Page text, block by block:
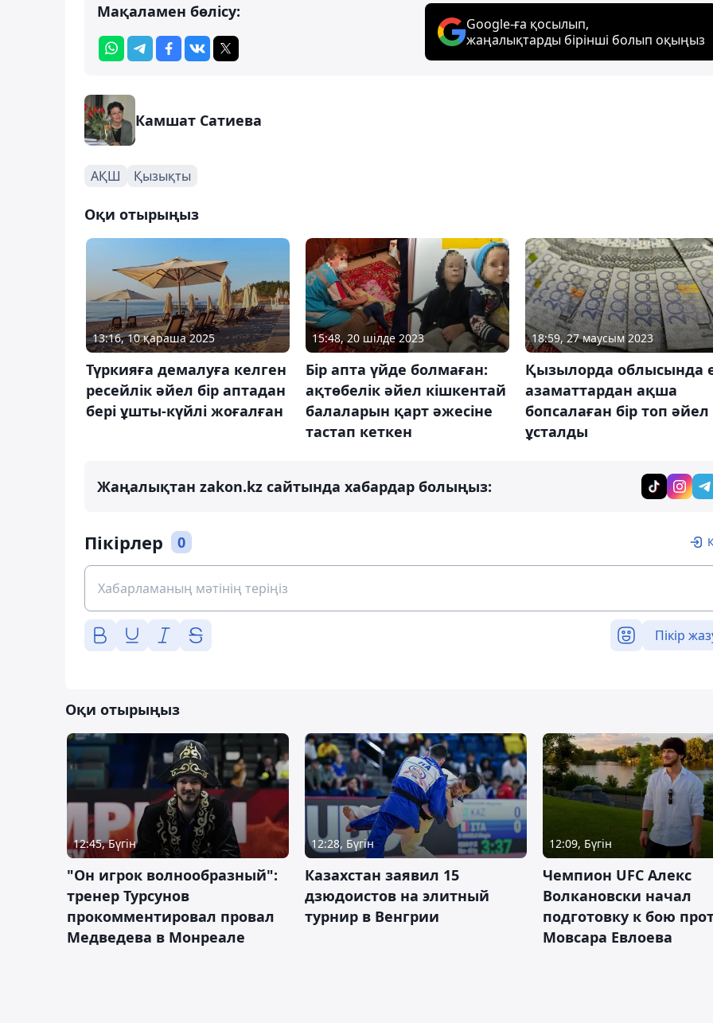
Мақаламен бөлісу:
Google-ға қосылып,
жаңалықтарды бірінші болып оқыңыз
Камшат Сатиева
АҚШ Қызықты
Оқи отырыңыз
13:16, 10 қараша 2025
Түркияға демалуға келген
ресейлік әйел бір аптадан
бері ұшты-күйлі жоғалған
15:48, 20 шілде 2023
Бір апта үйде болмаған:
ақтөбелік әйел кішкентай
балаларын қарт әжесіне
тастап кеткен
18:59, 27 маусым 2023
Қызылорда облысында
азаматтардан ақша
бопсалаған бір топ әйел
ұсталды
Жаңалықтан zakon.kz сайтында хабардар болыңыз:
Пікірлер 0
Пікір
Оқи отырыңыз
12:45, Бүгін
"Он игрок волнообразный":
тренер Турсунов
прокомментировал провал
Медведева в Монреале
12:28, Бүгін
Казахстан заявил 15
дзюдоистов на элитный
турнир в Венгрии
12:09, Бүгін
Чемпион UFC Алекс
Волкановски начал
подготовку к бою
Мовсара Евлоева